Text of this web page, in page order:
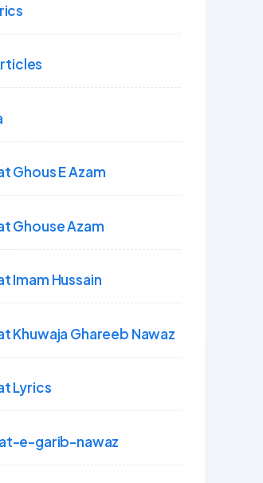
Ghous E Azam
Ghouse Azam
Imam Hussain
Khuwaja Ghareeb Nawaz
Lyrics
e-garib-nawaz